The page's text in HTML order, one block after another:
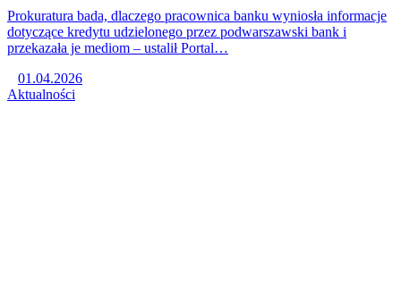
Prokuratura bada, dlaczego pracownica banku wyniosła informacje
dotyczące kredytu udzielonego przez podwarszawski bank i
przekazała je mediom – ustalił Portal…
01.04.2026
Aktualności